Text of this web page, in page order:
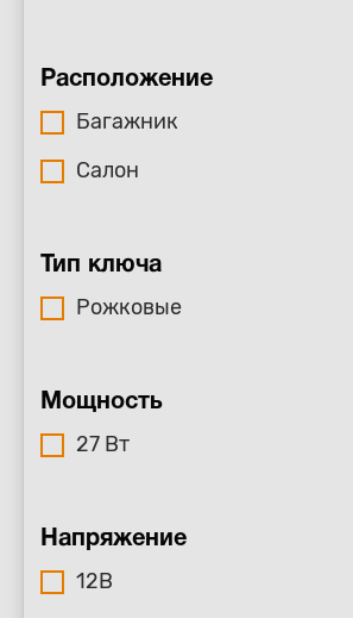
Расположение
Багажник
Салон
Тип ключа
Рожковые
Мощность
27 Вт
Напряжение
12В